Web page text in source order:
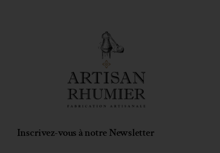
Inscrivez-vous à notre Newsletter